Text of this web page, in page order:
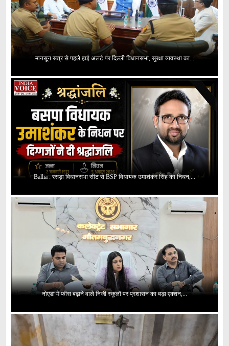
मानसून सत्र से पहले हाई अलर्ट पर दिल्ली विधानसभा, सुरक्षा व्यवस्था का...
Ballia : रसड़ा विधानसभा सीट से BSP विधायक उमाशंकर सिंह का निधन,...
नोएडा में फीस बढ़ाने वाले निजी स्कूलों पर प्रशासन का बड़ा एक्शन,...